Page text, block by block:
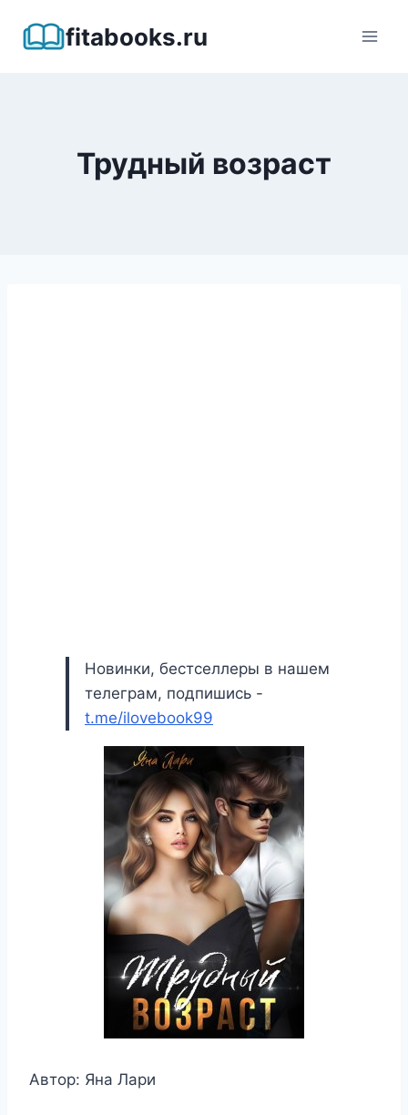
fitabooks.ru
Трудный возраст
Новинки, бестселлеры в нашем
телеграм, подпишись -
t.me/ilovebook99
Автор: Яна Лари